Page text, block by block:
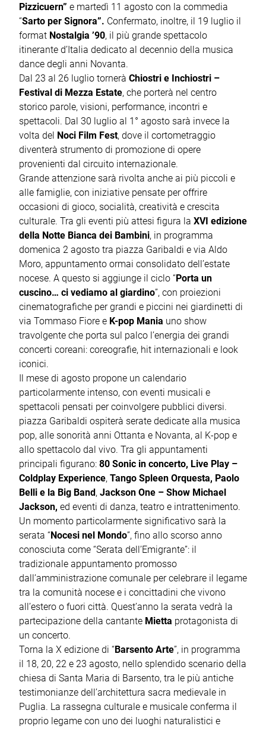
Pizzicuern” e martedì 11 agosto con la commedia
“Sarto per Signora”. Confermato, inoltre, il 19 luglio il
format Nostalgia ’90, il più grande spettacolo
itinerante d’Italia dedicato al decennio della musica
dance degli anni Novanta.
Dal 23 al 26 luglio tornerà Chiostri e Inchiostri –
Festival di Mezza Estate, che porterà nel centro
storico parole, visioni, performance, incontri e
spettacoli. Dal 30 luglio al 1° agosto sarà invece la
volta del Noci Film Fest, dove il cortometraggio
diventerà strumento di promozione di opere
provenienti dal circuito internazionale.
Grande attenzione sarà rivolta anche ai più piccoli e
alle famiglie, con iniziative pensate per offrire
occasioni di gioco, socialità, creatività e crescita
culturale. Tra gli eventi più attesi figura la XVI edizione
della Notte Bianca dei Bambini, in programma
domenica 2 agosto tra piazza Garibaldi e via Aldo
Moro, appuntamento ormai consolidato dell’estate
nocese. A questo si aggiunge il ciclo “Porta un
cuscino… ci vediamo al giardino”, con proiezioni
cinematografiche per grandi e piccini nei giardinetti di
via Tommaso Fiore e K-pop Mania uno show
travolgente che porta sul palco l’energia dei grandi
concerti coreani: coreografie, hit internazionali e look
iconici.
Il mese di agosto propone un calendario
particolarmente intenso, con eventi musicali e
spettacoli pensati per coinvolgere pubblici diversi.
piazza Garibaldi ospiterà serate dedicate alla musica
pop, alle sonorità anni Ottanta e Novanta, al K-pop e
allo spettacolo dal vivo. Tra gli appuntamenti
principali figurano: 80 Sonic in concerto, Live Play –
Coldplay Experience, Tango Spleen Orquesta, Paolo
Belli e la Big Band, Jackson One – Show Michael
Jackson, ed eventi di danza, teatro e intrattenimento.
Un momento particolarmente significativo sarà la
serata “Nocesi nel Mondo”, fino allo scorso anno
conosciuta come “Serata dell’Emigrante”: il
tradizionale appuntamento promosso
dall’amministrazione comunale per celebrare il legame
tra la comunità nocese e i concittadini che vivono
all’estero o fuori città. Quest’anno la serata vedrà la
partecipazione della cantante Mietta protagonista di
un concerto.
Torna la X edizione di “Barsento Arte”, in programma
il 18, 20, 22 e 23 agosto, nello splendido scenario della
chiesa di Santa Maria di Barsento, tra le più antiche
testimonianze dell’architettura sacra medievale in
Puglia. La rassegna culturale e musicale conferma il
proprio legame con uno dei luoghi naturalistici e